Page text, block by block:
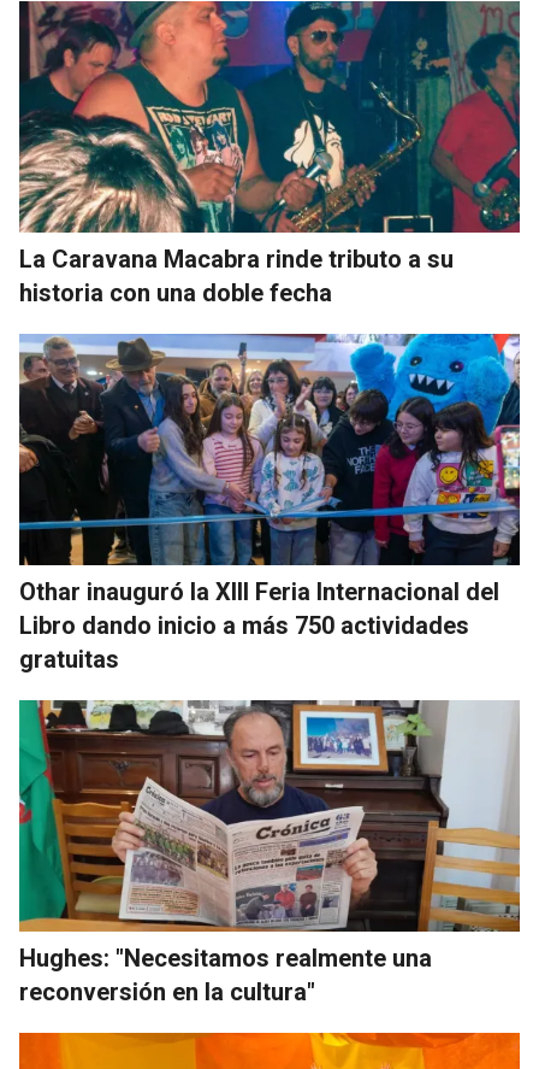
La Caravana Macabra rinde tributo a su
historia con una doble fecha
Othar inauguró la XIII Feria Internacional del
Libro dando inicio a más 750 actividades
gratuitas
Hughes: "Necesitamos realmente una
reconversión en la cultura"